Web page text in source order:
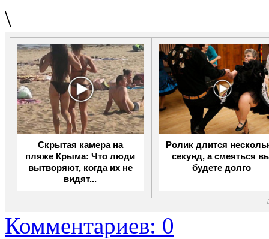
\
Скрытая камера на
пляже Крыма: Что люди
вытворяют, когда их не
видят...
Ролик длится
секунд, а смеяться
будете долго
Комментариев: 0